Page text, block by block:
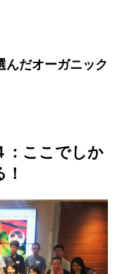
んだオーガニック
：ここでしか